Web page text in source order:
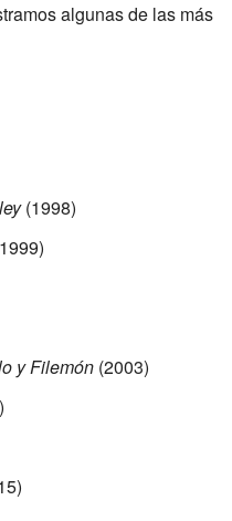
algunas de las más
(1998)
y Filemón (2003)